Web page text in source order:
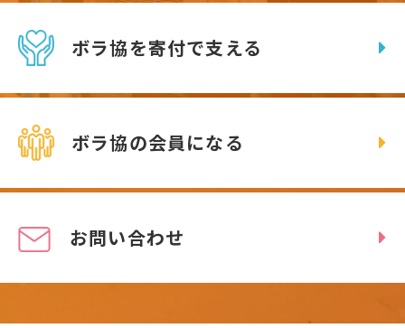
ボラ協を寄付で支える
ボラ協の会員になる
お問い合わせ